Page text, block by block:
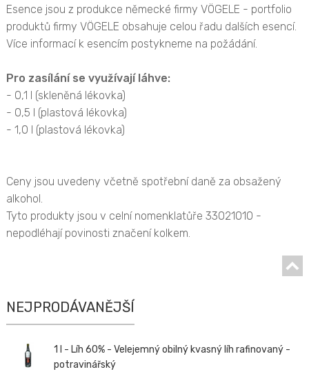
Esence jsou z produkce německé firmy VÖGELE - portfolio
produktů firmy VÖGELE obsahuje celou řadu dalších esencí.
Více informací k esencím postykneme na požádání.
Pro zasílání se využívají láhve:
- 0,1 l (skleněná lékovka)
- 0,5 l (plastová lékovka)
- 1,0 l (plastová lékovka)
Ceny jsou uvedeny včetně spotřební daně za obsažený
alkohol.
Tyto produkty jsou v celní nomenklatůře 33021010 -
nepodléhají povinosti značení kolkem.
NEJPRODÁVANĚJŠÍ
1 l - Líh 60% - Velejemný obilný kvasný líh rafinovaný -
potravinářský